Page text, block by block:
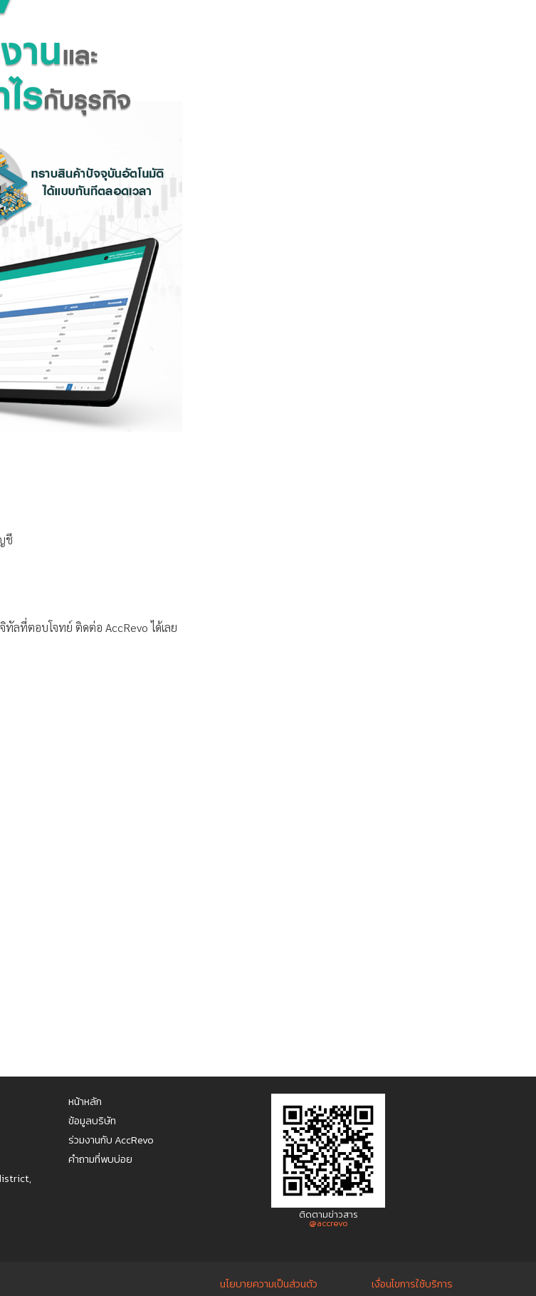
ชี
ทัลที่ตอบโจทย์ ติดต่อ AccRevo ได้เลย
หน้าหลัก
ข้อมูลบริษัท
ร่วมงานกับ AccRevo
คำถามที่พบบ่อย
ติดตามข่าวสาร
@accrevo
นโยบายความเป็นส่วนตัว เงื่อนไขการใช้บริการ